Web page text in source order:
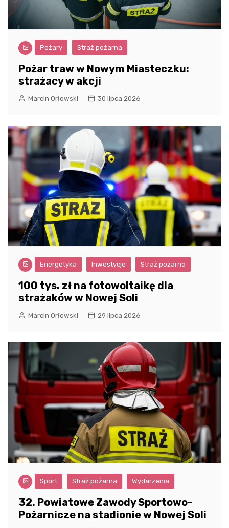
Pożary Straż pożarna
Pożar traw w Nowym Miasteczku:
strażacy w akcji
Marcin Orłowski 30 lipca 2026
Energetyka Inwestycje Straż pożarna
100 tys. zł na fotowoltaikę dla
strażaków w Nowej Soli
Marcin Orłowski 29 lipca 2026
Sport Straż pożarna Wydarzenia
32. Powiatowe Zawody Sportowo-
Pożarnicze na stadionie w Nowej Soli